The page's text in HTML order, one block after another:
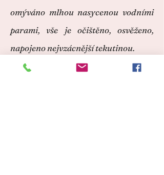
omýváno mlhou nasycenou vodními
parami, vše je očištěno, osvěženo,
napojeno nejvzácnější tekutinou.
"Člověče, bez vody zemřeš. Tvé tělo je z